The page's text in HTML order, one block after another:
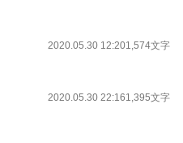
2020.05.30 12:201,574文字
2020.05.30 22:161,395文字